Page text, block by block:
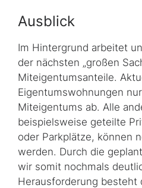
Ausblick
Im Hintergrund arbeitet
der nächsten „großen
Miteigentumsanteile.
Eigentumswohnungen
Miteigentums ab. Alle
beispielsweise geteilte
oder Parkplätze, können
werden. Durch die
wir somit nochmals
Herausforderung besteht